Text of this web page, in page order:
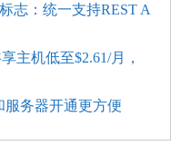
志：统一支持REST A
主机低至$2.61/月，
服务器开通更方便